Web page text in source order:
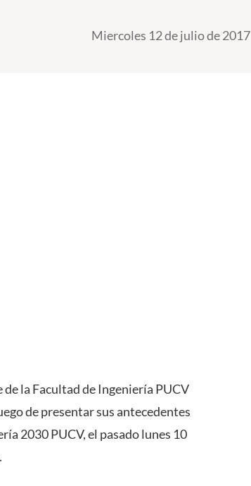
Miercoles 12 de julio de 2017
la Facultad de Ingeniería PUCV
de presentar sus antecedentes
2030 PUCV, el pasado lunes 10